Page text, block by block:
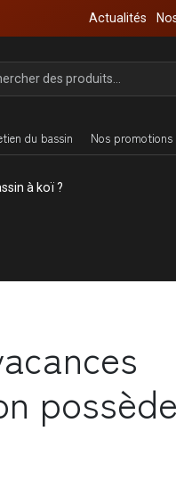
Actualités
du bassin Nos promotions
à koï ?